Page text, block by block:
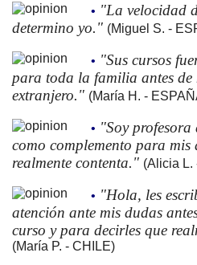
• "La velocidad
determino yo." (Miguel S. -
• "Sus cursos
para toda la familia antes
extranjero." (María H. -
• "Soy profesora
como complemento para mis
realmente contenta." (Alicia L.
• "Hola, les
atención ante mis dudas
curso y para decirles que
(María P. - CHILE)